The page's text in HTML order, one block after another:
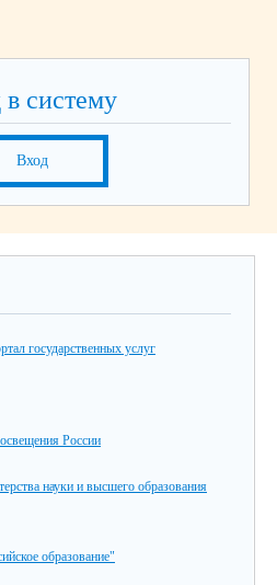
систему
Вход
государственных услуг
России
науки и высшего образования
образование"